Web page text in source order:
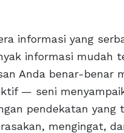
informasi yang
informasi mudah
Anda benar-benar
— seni
pendekatan
mengingat,